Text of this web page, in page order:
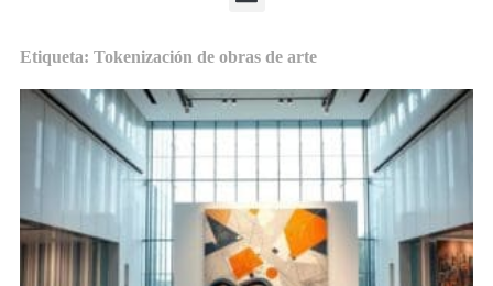
Etiqueta: Tokenización de obras de arte